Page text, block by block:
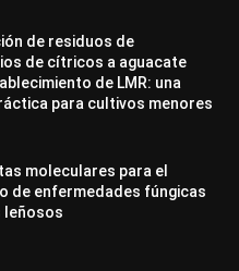
de residuos de
de cítricos a aguacate
de LMR: una
para cultivos menores
moleculares para el
de enfermedades fúngicas
leñosos